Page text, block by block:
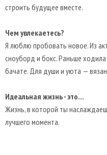
строить будущее вместе.
Чем увлекаетесь?
Я люблю пробовать новое. Из
сноуборд и бокс. Раньше
бачате. Для души и уюта —
Идеальная жизнь - это...
Жизнь, в которой ты
лучшего момента.